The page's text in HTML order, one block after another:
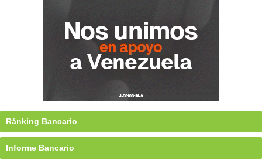
Ránking Bancario
Informe Bancario